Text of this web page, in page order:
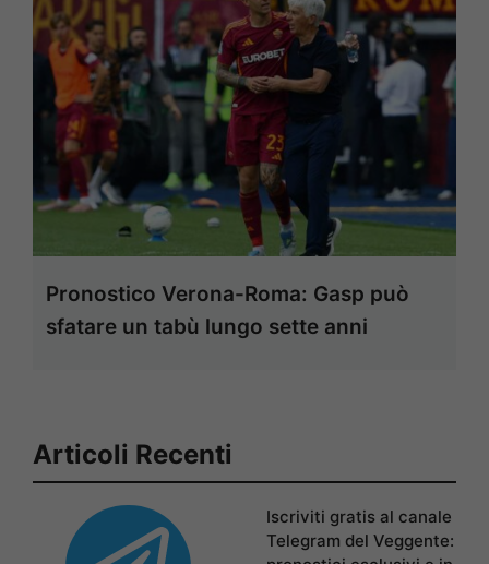
Pronostico Verona-Roma: Gasp può
sfatare un tabù lungo sette anni
Articoli Recenti
Iscriviti gratis al canale
Telegram del Veggente: